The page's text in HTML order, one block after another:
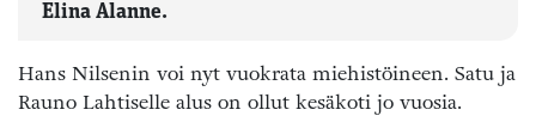
Elina Alanne.
Hans Nilsenin voi nyt vuokrata miehistöineen. Satu ja
Rauno Lahtiselle alus on ollut kesäkoti jo vuosia.